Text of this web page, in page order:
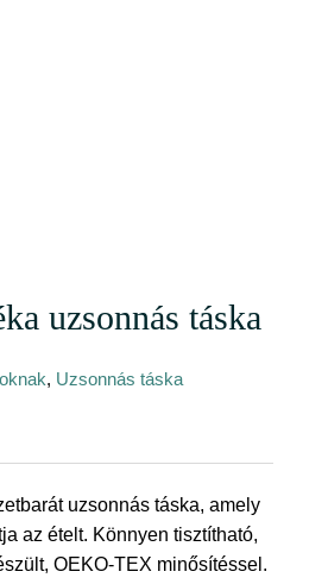
uzsonnás táska
, Uzsonnás táska
uzsonnás táska, amely
az ételt. Könnyen tisztítható,
OEKO-TEX minősítéssel.